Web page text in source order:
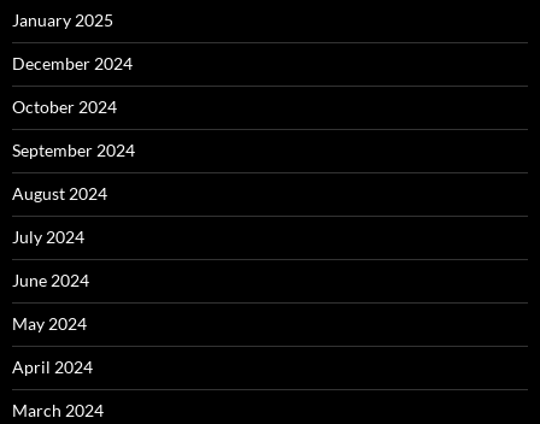
January 2025
December 2024
October 2024
September 2024
August 2024
July 2024
June 2024
May 2024
April 2024
March 2024